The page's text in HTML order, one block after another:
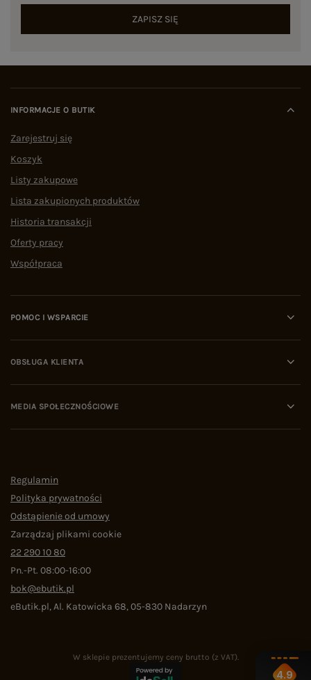
ZAPISZ SIĘ
INFORMACJE O BUTIK
Zarejestruj się
Koszyk
Listy zakupowe
Lista zakupionych produktów
Historia transakcji
Oferty pracy
Współpraca
POMOC I WSPARCIE
OBSŁUGA KLIENTA
MEDIA SPOŁECZNOŚCIOWE
Regulamin
Polityka prywatności
Odstąpienie od umowy
Zarządzaj plikami cookie
22 290 10 80
Pn.-Pt. 08:00-16:00
bok@ebutik.pl
eButik.pl,Al. Katowicka 68,05-830 Nadarzyn
W sklepie prezentujemy ceny brutto (z VAT).
4.9